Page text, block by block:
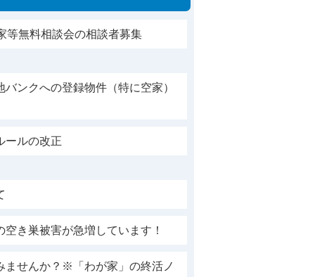
等無料相談会の相談者募集
ンクへの登録物件（特に空家）
ールの改正
き巣被害が急増しています！
ませんか？※「わが家」の終活ノ